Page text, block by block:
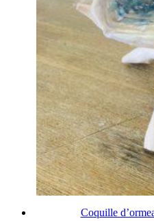
Coquille